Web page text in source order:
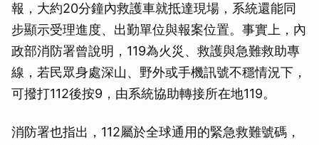
報，大約20分鐘內救護車就抵達現場，系統還能同
步顯示受理進度、出勤單位與報案位置。事實上，內
政部消防署曾說明，119為火災、救護與急難救助專
線，若民眾身處深山、野外或手機訊號不穩情況下，
可撥打112後按9，由系統協助轉接所在地119。
消防署也指出，112屬於全球通用的緊急救難號碼，